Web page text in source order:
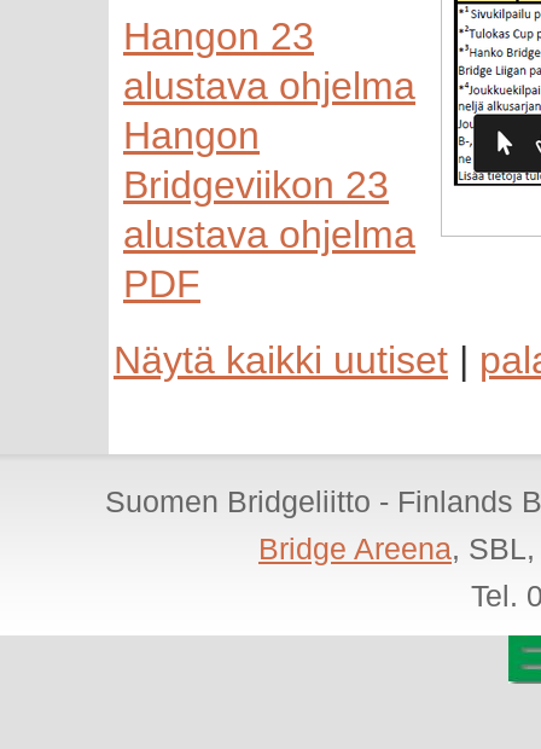
Hangon 23
alustava ohjelma
Hangon
Bridgeviikon 23
alustava ohjelma
PDF
Näytä kaikki uutiset |
Suomen Bridgeliitto - Finlands
Bridge Areena,
Tel.